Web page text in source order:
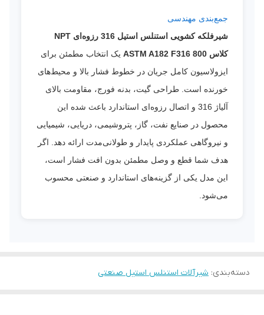
جمع‌بندی مهندسی
شیرفلکه کشویی استنلس استیل 316 رزوه‌ای NPT
کلاس 800 ASTM A182 F316
یک انتخاب مطمئن برای
ایزولاسیون کامل جریان در خطوط فشار بالا و محیط‌های
خورنده است. طراحی گیت، بدنه فورج، مقاومت بالای
آلیاژ 316 و اتصال رزوه‌ای استاندارد باعث شده این
محصول در صنایع نفت، گاز، پتروشیمی، دریایی، شیمیایی
و نیروگاهی عملکردی پایدار و طولانی‌مدت ارائه دهد. اگر
هدف شما قطع و وصل مطمئن بدون افت فشار است،
این مدل یکی از گزینه‌های استاندارد و صنعتی محسوب
می‌شود.
دسته‌بندی: شیرآلات استنلس استیل صنعتی